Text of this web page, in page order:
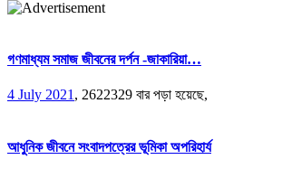
গণমাধ্যম সমাজ জীবনের দর্পন -জাকারিয়া…
4 July 2021 , 2622329 বার পড়া হয়েছে,
আধুনিক জীবনে সংবাদপত্রের ভূমিকা অপরিহার্য